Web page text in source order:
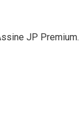
JP Premium.